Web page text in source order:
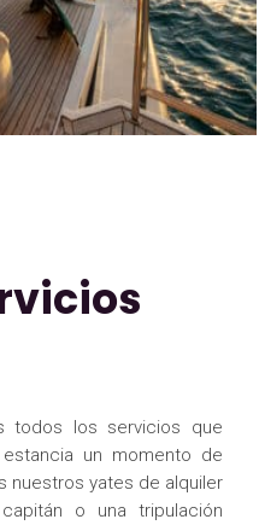
todos los servicios que
un momento de
nuestros yates de alquiler
o una tripulación